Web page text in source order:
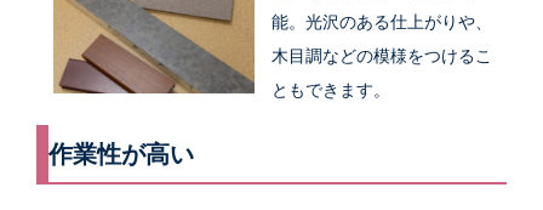
能。光沢のある仕上がりや、
木目調などの模様をつけるこ
ともできます。
作業性が高い